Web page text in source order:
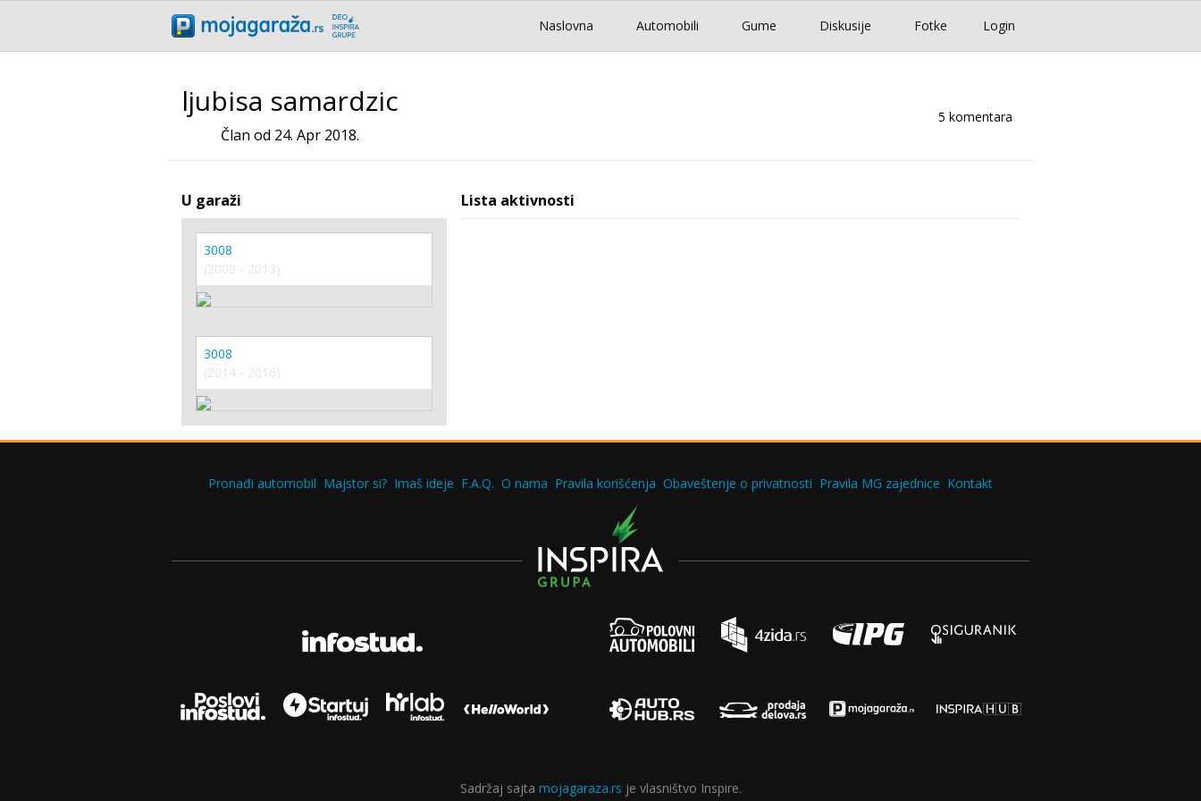
Login
Naslovna Automobili Gume Diskusije Fotke
ljubisa samardzic
Član od 24. Apr 2018.
5 komentara
U garaži
3008
(2009 - 2013)
3008
(2014 - 2016)
Lista aktivnosti
Pronađi automobil Majstor si? Imaš ideje F.A.Q. O nama Pravila korišćenja Obaveštenje o privatnosti Pravila MG zajednice Kontakt
Sadržaj sajta mojagaraza.rs je vlasništvo Inspire.